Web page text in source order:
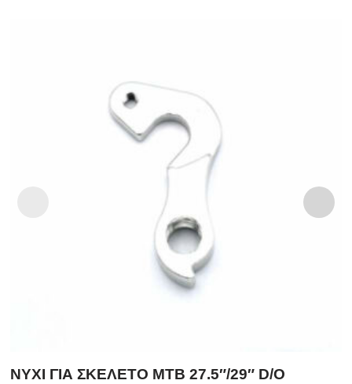
ΝΥΧΙ ΓΙΑ ΣKEΛETO MTB 27.5″/29″ D/O